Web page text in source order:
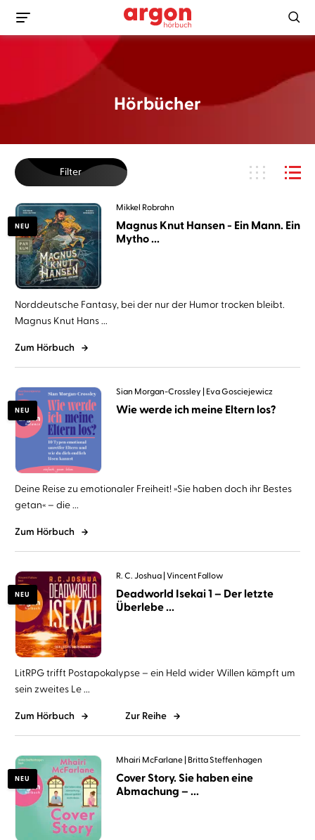
Hörbücher
Filter
NEU
Mikkel Robrahn
Magnus Knut Hansen - Ein Mann. Ein
Mytho ...
Norddeutsche Fantasy, bei der nur der Humor trocken bleibt.
Magnus Knut Hans ...
Zum Hörbuch
NEU
Sian Morgan-Crossley Eva Gosciejewicz
Wie werde ich meine Eltern los?
Deine Reise zu emotionaler Freiheit! »Sie haben doch ihr Bestes
getan« – die ...
Zum Hörbuch
NEU
R. C. Joshua Vincent Fallow
Deadworld Isekai 1 – Der letzte
Überlebe ...
LitRPG trifft Postapokalypse – ein Held wider Willen kämpft um
sein zweites Le ...
Zum Hörbuch Zur Reihe
NEU
Mhairi McFarlane Britta Steffenhagen
Cover Story. Sie haben eine
Abmachung – ...